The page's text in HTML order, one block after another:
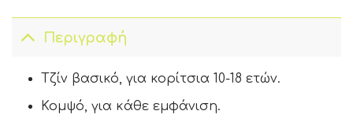
Περιγραφή
Τζίν βασικό, για κορίτσια 10-18 ετών.
Κομψό, για κάθε εμφάνιση.